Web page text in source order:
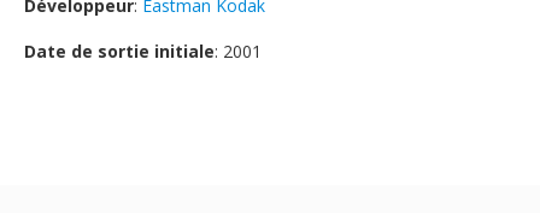
Développeur: Eastman Kodak
Date de sortie initiale: 2001